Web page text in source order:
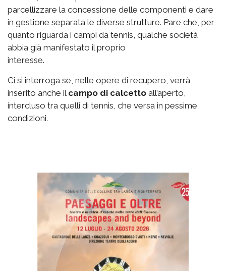
parcellizzare la concessione delle componenti e dare
in gestione separata le diverse strutture. Pare che, per
quanto riguarda i campi da tennis, qualche società
abbia già manifestato il proprio
interesse.
Ci si interroga se, nelle opere di recupero, verrà
inserito anche il campo di calcetto all’aperto,
intercluso tra quelli di tennis, che versa in pessime
condizioni.